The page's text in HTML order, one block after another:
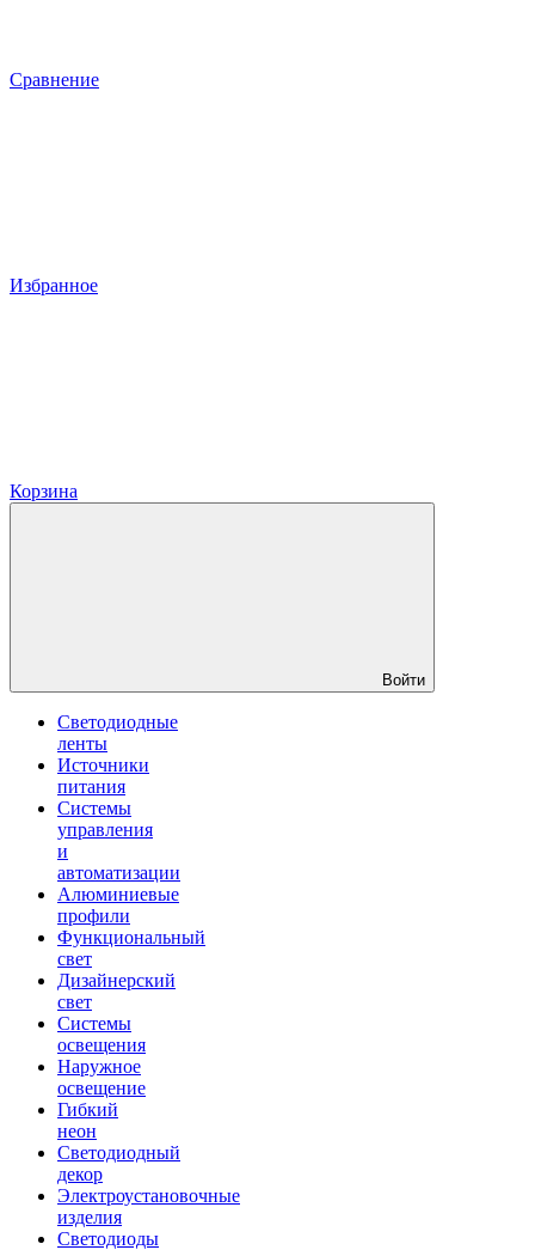
Сравнение
Избранное
Корзина
Войти
Светодиодные
ленты
Источники
питания
Системы
управления
и
автоматизации
Алюминиевые
профили
Функциональный
свет
Дизайнерский
свет
Системы
освещения
Наружное
освещение
Гибкий
неон
Светодиодный
декор
Электроустановочные
изделия
Светодиоды